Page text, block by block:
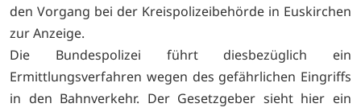
den Vorgang bei der Kreispolizeibehörde in Euskirchen
zur Anzeige.
Die Bundespolizei führt diesbezüglich ein
Ermittlungsverfahren wegen des gefährlichen Eingriffs
in den Bahnverkehr. Der Gesetzgeber sieht hier ein